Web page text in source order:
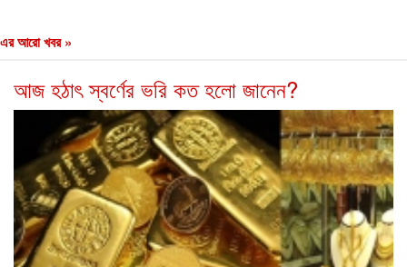
এর আরো খবর »
আজ হঠাৎ স্বর্ণের ভরি কত হলো জানেন?